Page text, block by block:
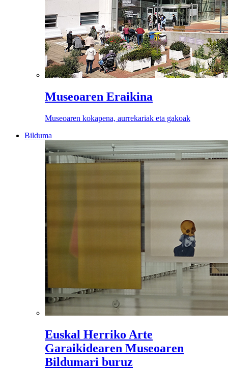
Museoaren Eraikina
Museoaren kokapena, aurrekariak eta gakoak
Bilduma
Euskal Herriko Arte
Garaikidearen Museoaren
Bildumari buruz